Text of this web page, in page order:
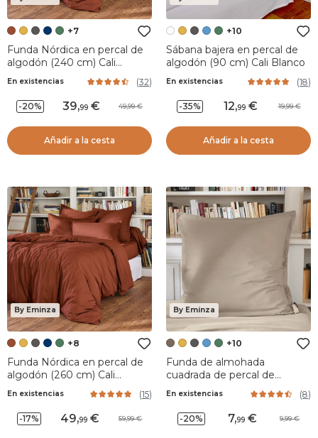
+7
Funda Nórdica en percal de
algodón (240 cm) Cali
En existencias (32)
-20% 39,99 49,99
Añadir a la cesta
+10
Sábana bajera en percal de
algodón (90 cm) Cali Blanco
En existencias (18)
-35% 12,99 19,99
Añadir a la cesta
By Eminza
+8
Funda Nórdica en percal de
algodón (260 cm) Cali
En existencias (15)
-17% 49,99 59,99
By Eminza
+10
Funda de almohada
cuadrada de percal de
Taupe
En existencias (8)
-20% 7,99 9,99